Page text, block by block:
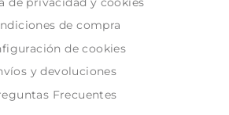
de compra
de cookies
y devoluciones
Frecuentes